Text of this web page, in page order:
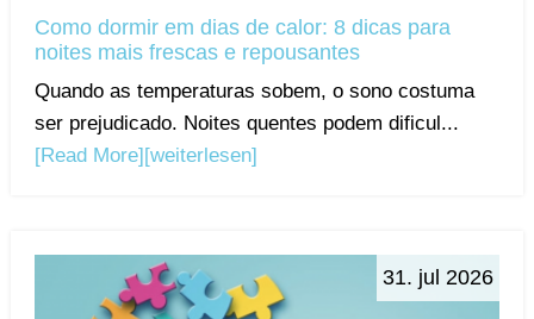
Como dormir em dias de calor: 8 dicas para
noites mais frescas e repousantes
Quando as temperaturas sobem, o sono costuma
ser prejudicado. Noites quentes podem dificul...
[Read More] [weiterlesen]
31. jul 2026